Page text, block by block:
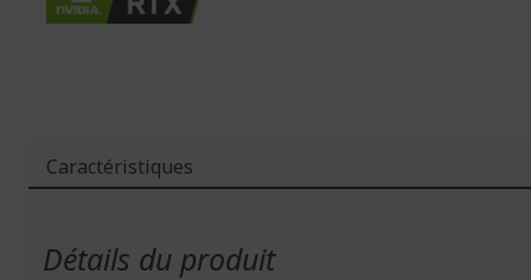
Caractéristiques
Détails du produit